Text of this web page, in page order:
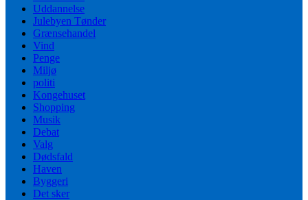
Uddannelse
Julebyen Tønder
Grænsehandel
Vind
Penge
Miljø
politi
Kongehuset
Shopping
Musik
Debat
Valg
Dødsfald
Haven
Byggeri
Det sker